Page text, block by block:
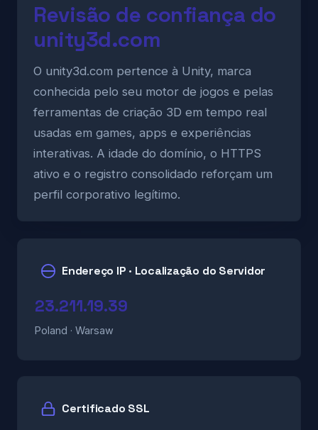
Revisão de confiança do
unity3d.com
O unity3d.com pertence à Unity, marca
conhecida pelo seu motor de jogos e pelas
ferramentas de criação 3D em tempo real
usadas em games, apps e experiências
interativas. A idade do domínio, o HTTPS
ativo e o registro consolidado reforçam um
perfil corporativo legítimo.
Endereço IP · Localização do Servidor
23.211.19.39
Poland · Warsaw
Certificado SSL